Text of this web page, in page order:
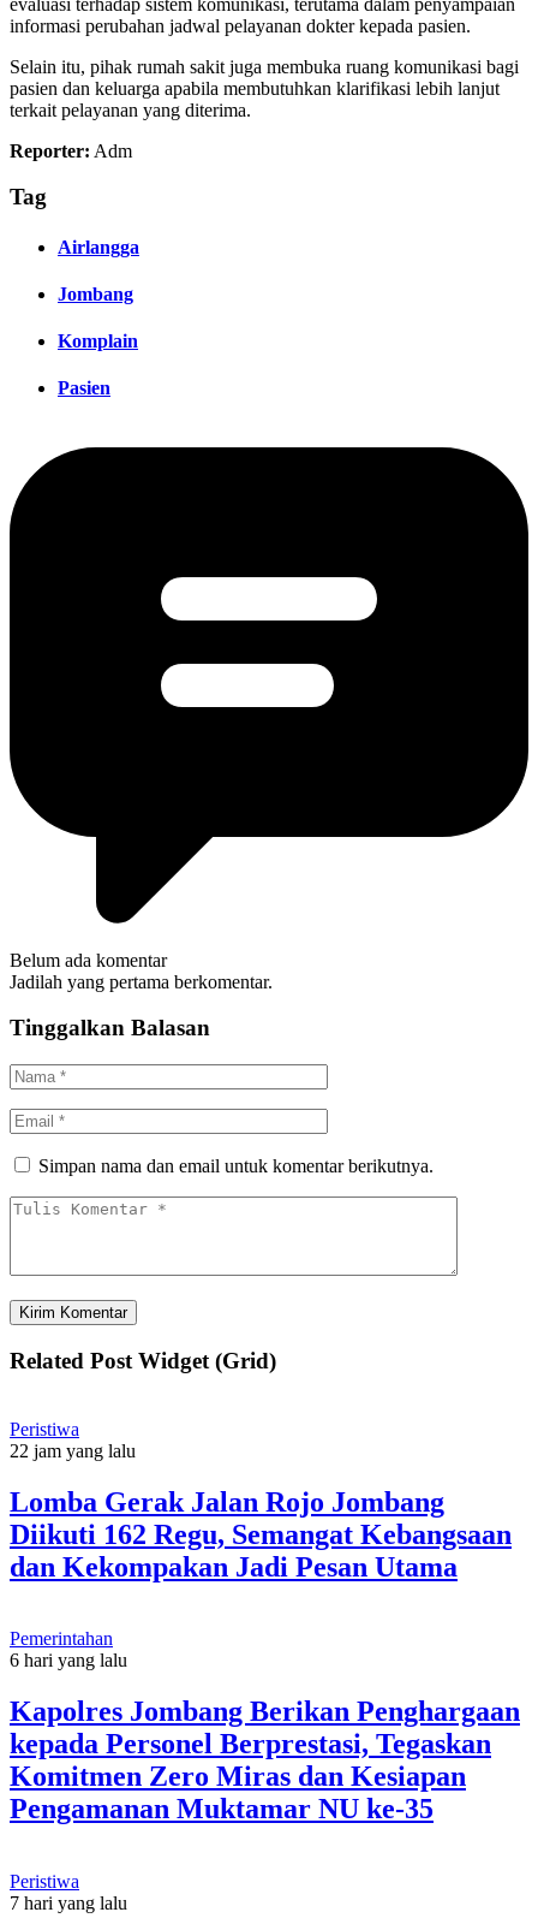
informasi perubahan jadwal pelayanan dokter kepada pasien.
Selain itu, pihak rumah sakit juga membuka ruang komunikasi bagi
pasien dan keluarga apabila membutuhkan klarifikasi lebih lanjut
terkait pelayanan yang diterima.
Reporter: Adm
Tag
Airlangga
Jombang
Komplain
Pasien
Belum ada komentar
Jadilah yang pertama berkomentar.
Tinggalkan Balasan
Simpan nama dan email untuk komentar berikutnya.
Related Post Widget (Grid)
Peristiwa
22 jam yang lalu
Lomba Gerak Jalan Rojo Jombang
Diikuti 162 Regu, Semangat Kebangsaan
dan Kekompakan Jadi Pesan Utama
Pemerintahan
6 hari yang lalu
Kapolres Jombang Berikan Penghargaan
kepada Personel Berprestasi, Tegaskan
Komitmen Zero Miras dan Kesiapan
Pengamanan Muktamar NU ke-35
Peristiwa
7 hari yang lalu